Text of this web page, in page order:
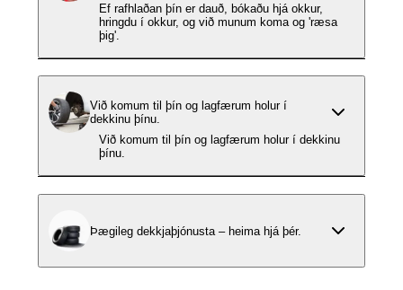
Ef rafhlaðan þín er dauð, bókaðu hjá okkur,
hringdu í okkur, og við munum koma og 'ræsa
þig'.
Við komum til þín og lagfærum holur í
dekkinu þínu.
Við komum til þín og lagfærum holur í dekkinu
þínu.
Þægileg dekkjaþjónusta – heima hjá þér.